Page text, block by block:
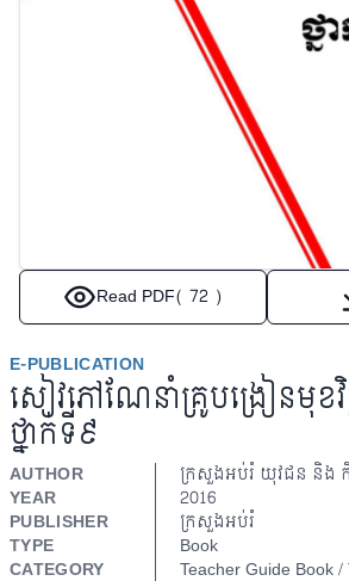
Read PDF( 72 )
E-PUBLICATION
សៀវភៅណែនាំគ្រូបង្រៀនមុខវិជ្
ថ្នាក់ទី៩
AUTHOR
ក្រសួងអប់រំ យុវជន​ និង
YEAR
2016
PUBLISHER
ក្រសួងអប់រំ
TYPE
Book
CATEGORY
Teacher Guide Book